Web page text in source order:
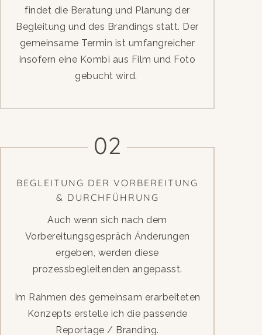
findet die Beratung und Planung der
Begleitung und des Brandings statt. Der
gemeinsame Termin ist umfangreicher
insofern eine Kombi aus Film und Foto
gebucht wird.
02
BEGLEITUNG DER VORBEREITUNG
& DURCHFÜHRUNG
Auch wenn sich nach dem
Vorbereitungsgespräch Änderungen
ergeben, werden diese
prozessbegleitenden angepasst.
Im Rahmen des gemeinsam erarbeiteten
Konzepts erstelle ich die passende
Reportage / Branding.